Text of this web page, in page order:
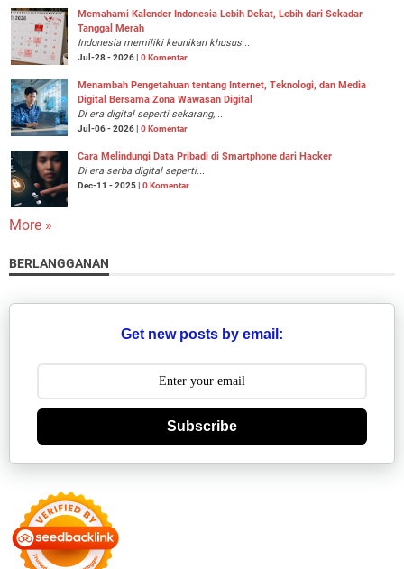
Memahami Kalender Indonesia Lebih Dekat, Lebih dari Sekadar
Tanggal Merah
Indonesia memiliki keunikan khusus...
Jul-28 - 2026 | 0 Komentar
Menambah Pengetahuan tentang Internet, Teknologi, dan Media
Digital Bersama Zona Wawasan Digital
Di era digital seperti sekarang,...
Jul-06 - 2026 | 0 Komentar
Cara Melindungi Data Pribadi di Smartphone dari Hacker
Di era serba digital seperti...
Dec-11 - 2025 | 0 Komentar
More »
BERLANGGANAN
Get new posts by email:
Subscribe